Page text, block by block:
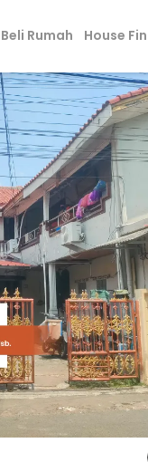
Beli Rumah House